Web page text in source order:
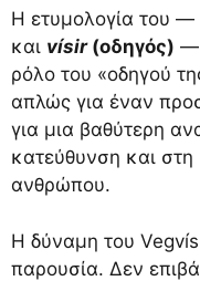
Η ετυμολογία του —
και vísir(οδηγός) —
ρόλο του «οδηγού
απλώς για έναν
για μια βαθύτερη
κατεύθυνση και στη
ανθρώπου.
Η δύναμη του
παρουσία. Δεν